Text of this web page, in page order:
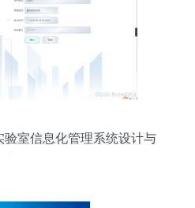
室信息化管理系统设计与